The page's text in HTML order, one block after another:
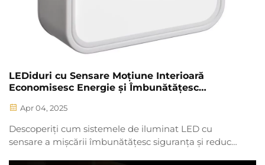
LEDiduri cu Sensare Moțiune Interioară
Economisesc Energie și Îmbunătățesc
Apr 04, 2025
Descoperiți cum sistemele de iluminat LED cu
sensare a mișcării îmbunătățesc siguranța și reduc